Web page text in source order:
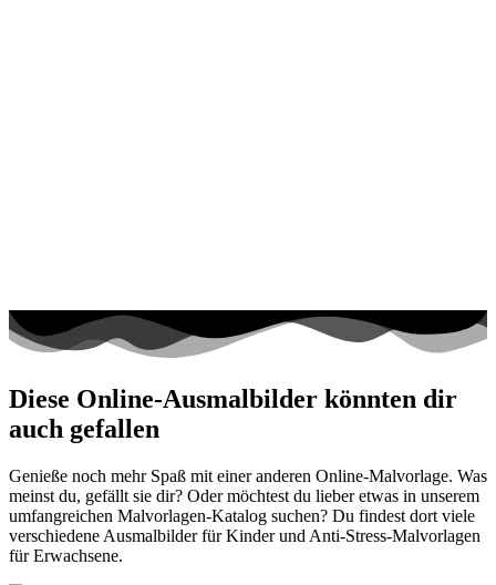
Diese Online-Ausmalbilder könnten dir
auch gefallen
Genieße noch mehr Spaß mit einer anderen Online-Malvorlage. Was
meinst du, gefällt sie dir? Oder möchtest du lieber etwas in unserem
umfangreichen Malvorlagen-Katalog suchen? Du findest dort viele
verschiedene Ausmalbilder für Kinder und Anti-Stress-Malvorlagen
für Erwachsene.